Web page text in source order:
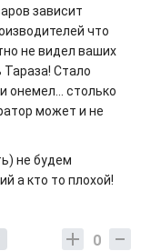
зависит
что
не видел ваших
Стало
онемел... столько
может и не
не будем
а кто то плохой!
0